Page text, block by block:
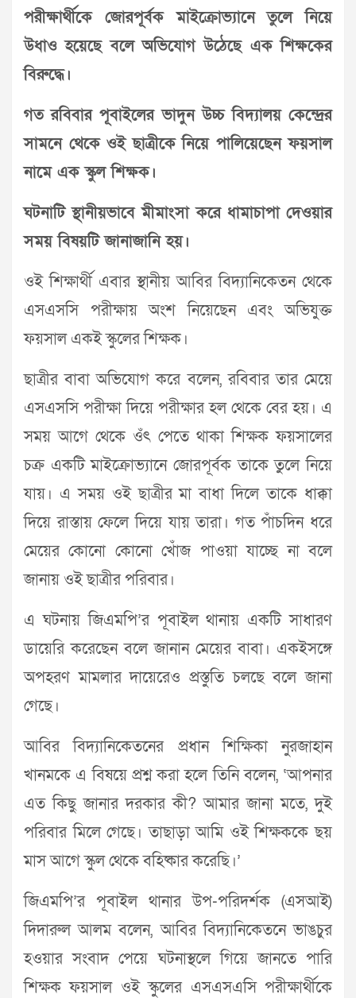
পরীক্ষার্থীকে জোরপূর্বক মাইক্রোভ্যানে তুলে নিয়ে
উধাও হয়েছে বলে অভিযোগ উঠেছে এক শিক্ষকের
বিরুদ্ধে।
গত রবিবার পূবাইলের ভাদুন উচ্চ বিদ্যালয় কেন্দ্রের
সামনে থেকে ওই ছাত্রীকে নিয়ে পালিয়েছেন ফয়সাল
নামে এক স্কুল শিক্ষক।
ঘটনাটি স্থানীয়ভাবে মীমাংসা করে ধামাচাপা দেওয়ার
সময় বিষয়টি জানাজানি হয়।
ওই শিক্ষার্থী এবার স্থানীয় আবির বিদ্যানিকেতন থেকে
এসএসসি পরীক্ষায় অংশ নিয়েছেন এবং অভিযুক্ত
ফয়সাল একই স্কুলের শিক্ষক।
ছাত্রীর বাবা অভিযোগ করে বলেন, রবিবার তার মেয়ে
এসএসসি পরীক্ষা দিয়ে পরীক্ষার হল থেকে বের হয়। এ
সময় আগে থেকে ওঁৎ পেতে থাকা শিক্ষক ফয়সালের
চক্র একটি মাইক্রোভ্যানে জোরপূর্বক তাকে তুলে নিয়ে
যায়। এ সময় ওই ছাত্রীর মা বাধা দিলে তাকে ধাক্কা
দিয়ে রাস্তায় ফেলে দিয়ে যায় তারা। গত পাঁচদিন ধরে
মেয়ের কোনো কোনো খোঁজ পাওয়া যাচ্ছে না বলে
জানায় ওই ছাত্রীর পরিবার।
এ ঘটনায় জিএমপি’র পূবাইল থানায় একটি সাধারণ
ডায়েরি করেছেন বলে জানান মেয়ের বাবা। একইসঙ্গে
অপহরণ মামলার দায়েরেও প্রস্তুতি চলছে বলে জানা
গেছে।
আবির বিদ্যানিকেতনের প্রধান শিক্ষিকা নুরজাহান
খানমকে এ বিষয়ে প্রশ্ন করা হলে তিনি বলেন, ‘আপনার
এত কিছু জানার দরকার কী? আমার জানা মতে, দুই
পরিবার মিলে গেছে। তাছাড়া আমি ওই শিক্ষককে ছয়
মাস আগে স্কুল থেকে বহিষ্কার করেছি।’
জিএমপি’র পূবাইল থানার উপ-পরিদর্শক (এসআই)
দিদারুল আলম বলেন, আবির বিদ্যানিকেতনে ভাঙচুর
হওয়ার সংবাদ পেয়ে ঘটনাস্থলে গিয়ে জানতে পারি
শিক্ষক ফয়সাল ওই স্কুলের এসএসএসি পরীক্ষার্থীকে